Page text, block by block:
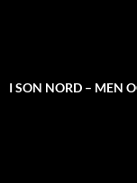
I SON NORD – MEN